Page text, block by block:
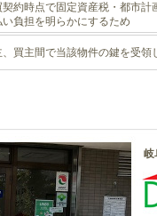
契約時点で固定資産税・都市
い負担を明らかにするため
、買主間で当該物件の鍵を受領
岐